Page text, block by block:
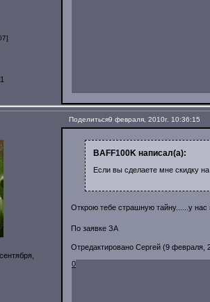
Поделиться9 февраля, 2010г. 10:36:15
BAFF100K написал(а):
Если вы сделаете мне скидку на
Открою тебе страшную тайну......у
По заявке ЗА
Отредактировано Сергей (9 февраля,
0